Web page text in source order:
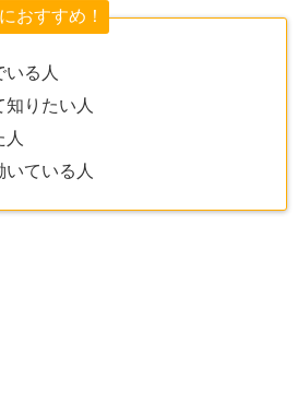
おすすめ！
る人
りたい人
いている人